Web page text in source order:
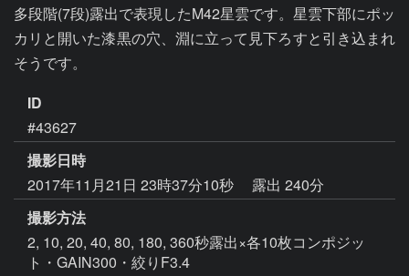
多段階(7段)露出で表現したM42星雲です。星雲下部にポッ
カリと開いた漆黒の穴、淵に立って見下ろすと引き込まれ
そうです。
ID
#43627
撮影日時
2017年11月21日 23時37分10秒
露出 240分
撮影方法
2, 10, 20, 40, 80, 180, 360秒露出×各10枚コンポジッ
ト・GAIN300・絞りF3.4